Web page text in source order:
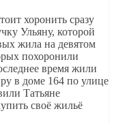
хоронить сразу
Ульяну, которой
жила на девятом
похоронили
время жили
в доме 164 по улице
Татьяне
своё жильё